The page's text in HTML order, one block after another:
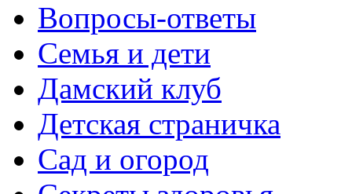
Вопросы-ответы
Семья и дети
Дамский клуб
Детская страничка
Сад и огород